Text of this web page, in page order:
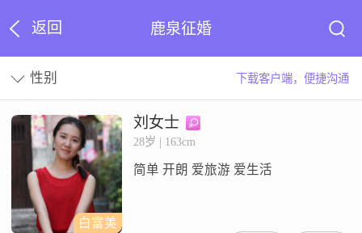
返回 鹿泉征婚
性别 下载客户端，便捷沟通
白富美
刘女士
28岁 | 163cm
简单 开朗 爱旅游 爱生活